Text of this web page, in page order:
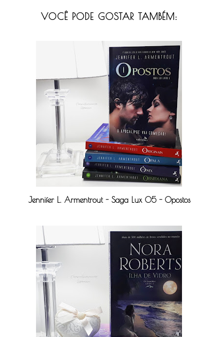
VOCÊ PODE GOSTAR TAMBÉM:
Jennifer L. Armentrout - Saga Lux 05 - Opostos